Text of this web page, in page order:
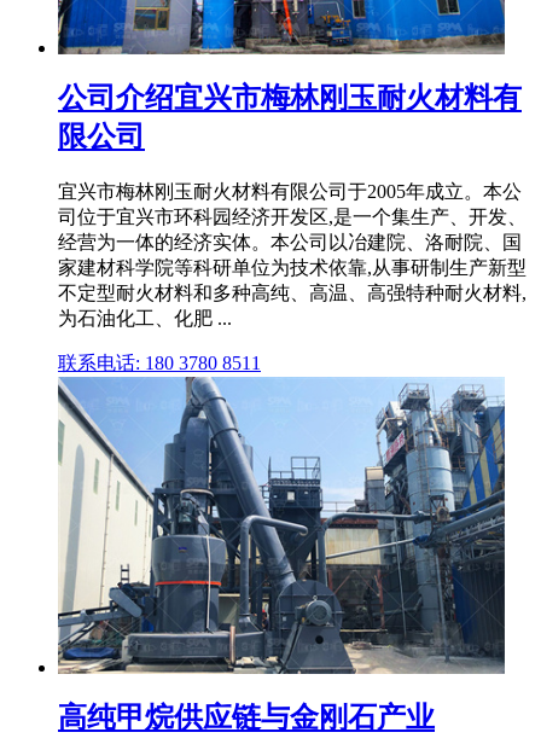
公司介绍宜兴市梅林刚玉耐火材料有
限公司
宜兴市梅林刚玉耐火材料有限公司于2005年成立。本公
司位于宜兴市环科园经济开发区,是一个集生产、开发、
经营为一体的经济实体。本公司以冶建院、洛耐院、国
家建材科学院等科研单位为技术依靠,从事研制生产新型
不定型耐火材料和多种高纯、高温、高强特种耐火材料,
为石油化工、化肥 ...
联系电话: 180 3780 8511
高纯甲烷供应链与金刚石产业